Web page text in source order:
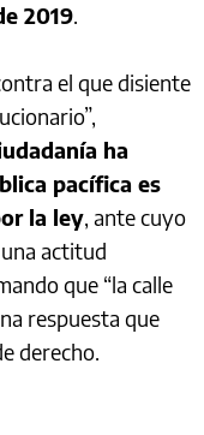
2019.
el que disiente
ha
pacífica es
la ley, ante cuyo
actitud
que “la calle
respuesta que
derecho.